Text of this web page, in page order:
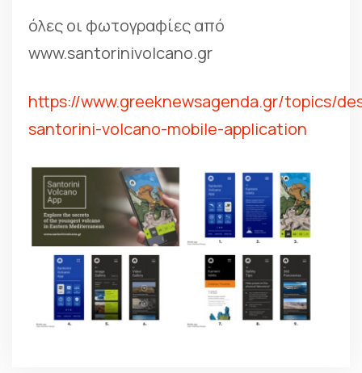
όλες οι φωτογραφίες από
www.santorinivolcano.gr
https://www.greeknewsagenda.gr/topics/
santorini-volcano-mobile-application